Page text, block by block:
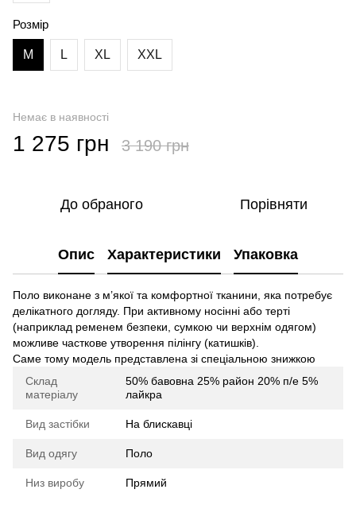
Розмір
M L XL XXL
Немає в наявності
1 275 грн 3 190 грн
До обраного Порівняти
Опис Характеристики Упаковка
Поло виконане з м’якої та комфортної тканини, яка потребує
делікатного догляду. При активному носінні або терті
(наприклад ременем безпеки, сумкою чи верхнім одягом)
можливе часткове утворення пілінгу (катишків).
Саме тому модель представлена зі спеціальною знижкою
Склад
матеріалу
50% бавовна 25% район 20% п/е 5%
лайкра
Вид застібки На блискавці
Вид одягу Поло
Низ виробу Прямий